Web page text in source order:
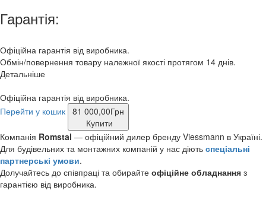
Гарантія:
Офіційна гарантія від виробника.
Обмін/повернення товару належної якості протягом 14 днів.
Детальніше
Офіційна гарантія від виробника.
Перейти у кошик 81 000,00Грн
Купити
Компанія Romstal — офіційний дилер бренду Viessmann в Україні.
Для будівельних та монтажних компаній у нас діють спеціальні
партнерські умови.
Долучайтесь до співпраці та обирайте офіційне обладнання з
гарантією від виробника.